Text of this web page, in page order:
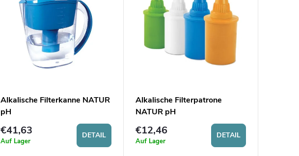
Alkalische Filterkanne NATUR
pH
€41,63
Auf Lager
DETAIL
Alkalische Filterpatrone
NATUR pH
€12,46
Auf Lager
DETAIL